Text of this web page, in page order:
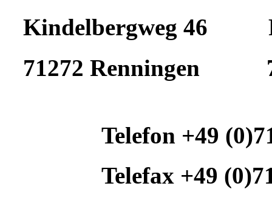
Kindelbergweg 46
71272 Renningen
Telefon +49
Telefax +49